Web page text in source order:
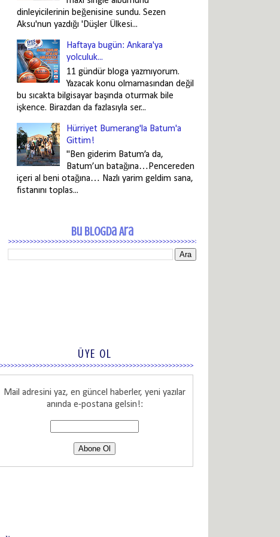
dinleyicilerinin beğenisine sundu. Sezen
Aksu'nun yazdığı 'Düşler Ülkesi...
Haftaya bugün: Ankara'ya
yolculuk...
11 gündür bloga yazmıyorum.
Yazacak konu olmamasından değil
bu sıcakta bilgisayar başında oturmak bile
işkence. Birazdan da fazlasıyla ser...
Hürriyet Bumerang'la Batum'a
Gittim!
"Ben giderim Batum’a da,
Batum’un batağına…Pencereden
içeri al beni otağına… Nazlı yarim geldim sana,
fistanını toplas...
Bu Blogda Ara
ÜYE OL
Mail adresini yaz, en güncel haberler, yeni yazılar
anında e-postana gelsin!: